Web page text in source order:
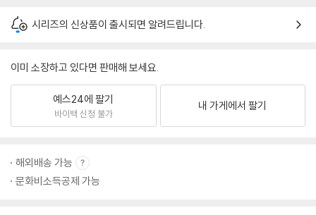
시리즈의 신상품이 출시되면 알려드립니다.
이미 소장하고 있다면 판매해 보세요.
예스24에 팔기
바이백 신청 불가
내 가게에서 팔기
해외배송 가능
문화비소득공제 가능